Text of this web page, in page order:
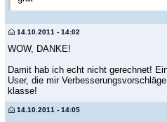
14.10.2011 - 14:02
WOW, DANKE!
Damit hab ich echt nicht gerechnet!
User, die mir
klasse!
14.10.2011 - 14:05